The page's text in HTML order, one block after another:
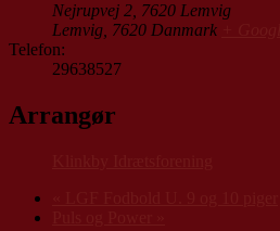
Nejrupvej 2, 7620 Lemvig
Lemvig 7620 Danmark
Telefon:
29638527
Arrangør